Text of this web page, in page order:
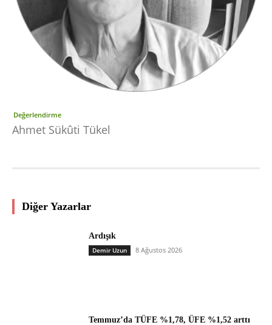
Değerlendirme
Ahmet Sükûti Tükel
Diğer Yazarlar
Ardışık
Demir Uzun 8 Ağustos 2026
Temmuz’da TÜFE %1,78, ÜFE %1,52 arttı